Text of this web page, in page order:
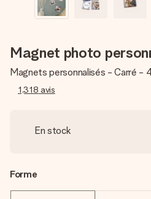
Magnet photo
Magnets personnalisés - Carré -
1,318 avis
En stock
Forme